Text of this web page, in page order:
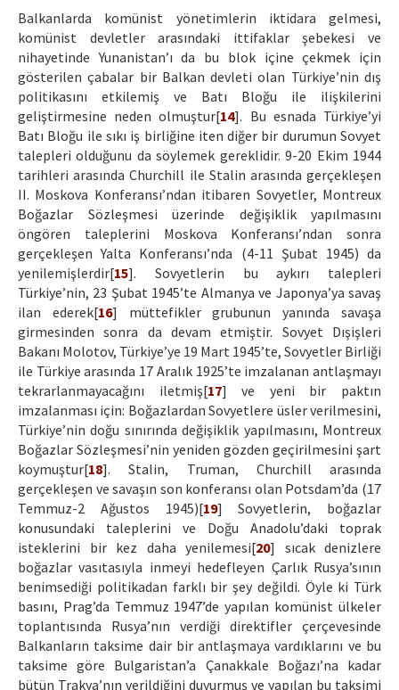
Balkanlarda komünist yönetimlerin iktidara gelmesi,
komünist devletler arasındaki ittifaklar şebekesi ve
nihayetinde Yunanistan’ı da bu blok içine çekmek için
gösterilen çabalar bir Balkan devleti olan Türkiye’nin dış
politikasını etkilemiş ve Batı Bloğu ile ilişkilerini
geliştirmesine neden olmuştur[14]. Bu esnada Türkiye’yi
Batı Bloğu ile sıkı iş birliğine iten diğer bir durumun Sovyet
talepleri olduğunu da söylemek gereklidir. 9-20 Ekim 1944
tarihleri arasında Churchill ile Stalin arasında gerçekleşen
II. Moskova Konferansı’ndan itibaren Sovyetler, Montreux
Boğazlar Sözleşmesi üzerinde değişiklik yapılmasını
öngören taleplerini Moskova Konferansı’ndan sonra
gerçekleşen Yalta Konferansı’nda (4-11 Şubat 1945) da
yenilemişlerdir[15]. Sovyetlerin bu aykırı talepleri
Türkiye’nin, 23 Şubat 1945’te Almanya ve Japonya’ya savaş
ilan ederek[16] müttefikler grubunun yanında savaşa
girmesinden sonra da devam etmiştir. Sovyet Dışişleri
Bakanı Molotov, Türkiye’ye 19 Mart 1945’te, Sovyetler Birliği
ile Türkiye arasında 17 Aralık 1925’te imzalanan antlaşmayı
tekrarlanmayacağını iletmiş[17] ve yeni bir paktın
imzalanması için: Boğazlardan Sovyetlere üsler verilmesini,
Türkiye’nin doğu sınırında değişiklik yapılmasını, Montreux
Boğazlar Sözleşmesi’nin yeniden gözden geçirilmesini şart
koymuştur[18]. Stalin, Truman, Churchill arasında
gerçekleşen ve savaşın son konferansı olan Potsdam’da (17
Temmuz-2 Ağustos 1945)[19] Sovyetlerin, boğazlar
konusundaki taleplerini ve Doğu Anadolu’daki toprak
isteklerini bir kez daha yenilemesi[20] sıcak denizlere
boğazlar vasıtasıyla inmeyi hedefleyen Çarlık Rusya’sının
benimsediği politikadan farklı bir şey değildi. Öyle ki Türk
basını, Prag’da Temmuz 1947’de yapılan komünist ülkeler
toplantısında Rusya’nın verdiği direktifler çerçevesinde
Balkanların taksime dair bir antlaşmaya vardıklarını ve bu
taksime göre Bulgaristan’a Çanakkale Boğazı’na kadar
bütün Trakya’nın verildiğini duyurmuş ve yapılan bu taksimi